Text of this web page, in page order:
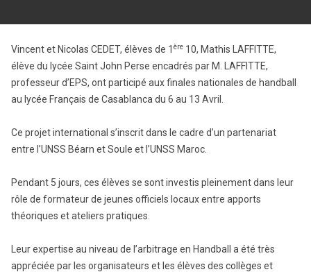
Vincent et Nicolas CEDET, élèves de 1 ère 10, Mathis LAFFITTE,
élève du lycée Saint John Perse encadrés par M. LAFFITTE,
professeur d’EPS, ont participé aux finales nationales de handball
au lycée Français de Casablanca du 6 au 13 Avril.
Ce projet international s’inscrit dans le cadre d’un partenariat
entre l’UNSS Béarn et Soule et l’UNSS Maroc.
Pendant 5 jours, ces élèves se sont investis pleinement dans leur
rôle de formateur de jeunes officiels locaux entre apports
théoriques et ateliers pratiques.
Leur expertise au niveau de l’arbitrage en Handball a été très
appréciée par les organisateurs et les élèves des collèges et